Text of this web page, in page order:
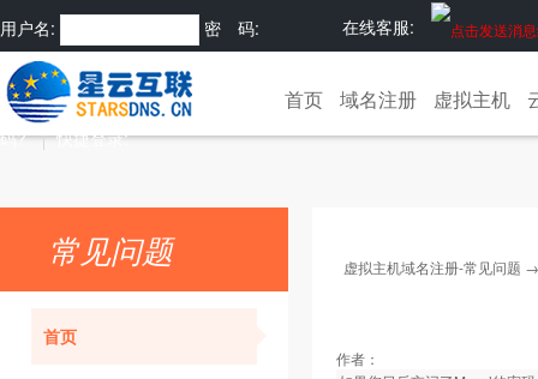
在线客服:
用户名: 密 码:
码? 快捷登录:
首页 域名注册 虚拟主机
常见问题
首页
虚拟主机域名注册-常见问题
作者：